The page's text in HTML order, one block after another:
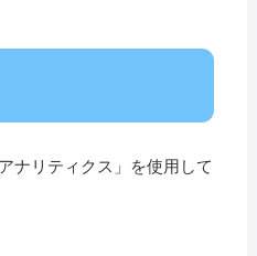
ナリティクス」を使用して